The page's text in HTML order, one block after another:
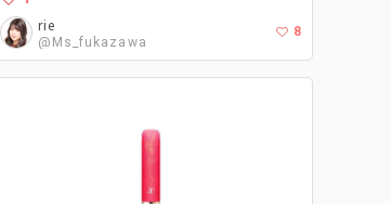
rie
@Ms_fukazawa
8